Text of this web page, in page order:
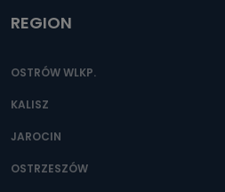
REGION
OSTRÓW WLKP.
KALISZ
JAROCIN
OSTRZESZÓW